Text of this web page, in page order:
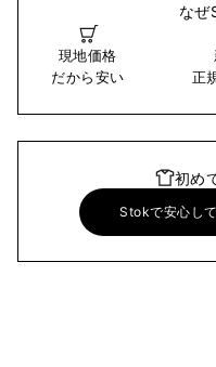
なぜ
現地価格
だから安い
正
初め
Stokで安心し